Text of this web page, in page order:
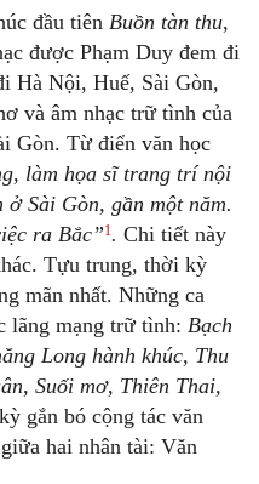
đầu tiênBuồn tàn thu,
được Phạm Duy đem đi
Hà Nội, Huế, Sài Gòn,
và âm nhạc trữ tình của
Gòn. Từ điển văn học
làm họa sĩ trang trí nội
Sài Gòn, gần một năm.
ra Bắc”1. Chi tiết này
Tựu trung, thời kỳ
mãn nhất. Những ca
lãng mạng trữ tình:Bạch
Long hành khúc, Thu
,Suối mơ, Thiên Thai,
gắn bó cộng tác văn
hai nhân tài: Văn